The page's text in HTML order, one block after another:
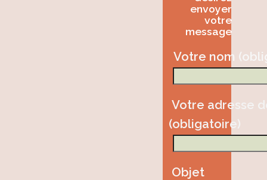
envoyer
votre
message
Votre nom
Votre adresse
(obligatoire)
Objet